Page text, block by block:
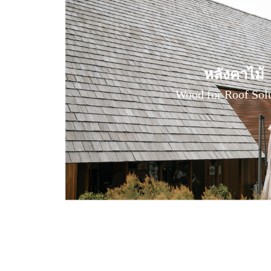
หลังคาไม้
Wood for Roof
หลังคาไม้
Wood for Roof